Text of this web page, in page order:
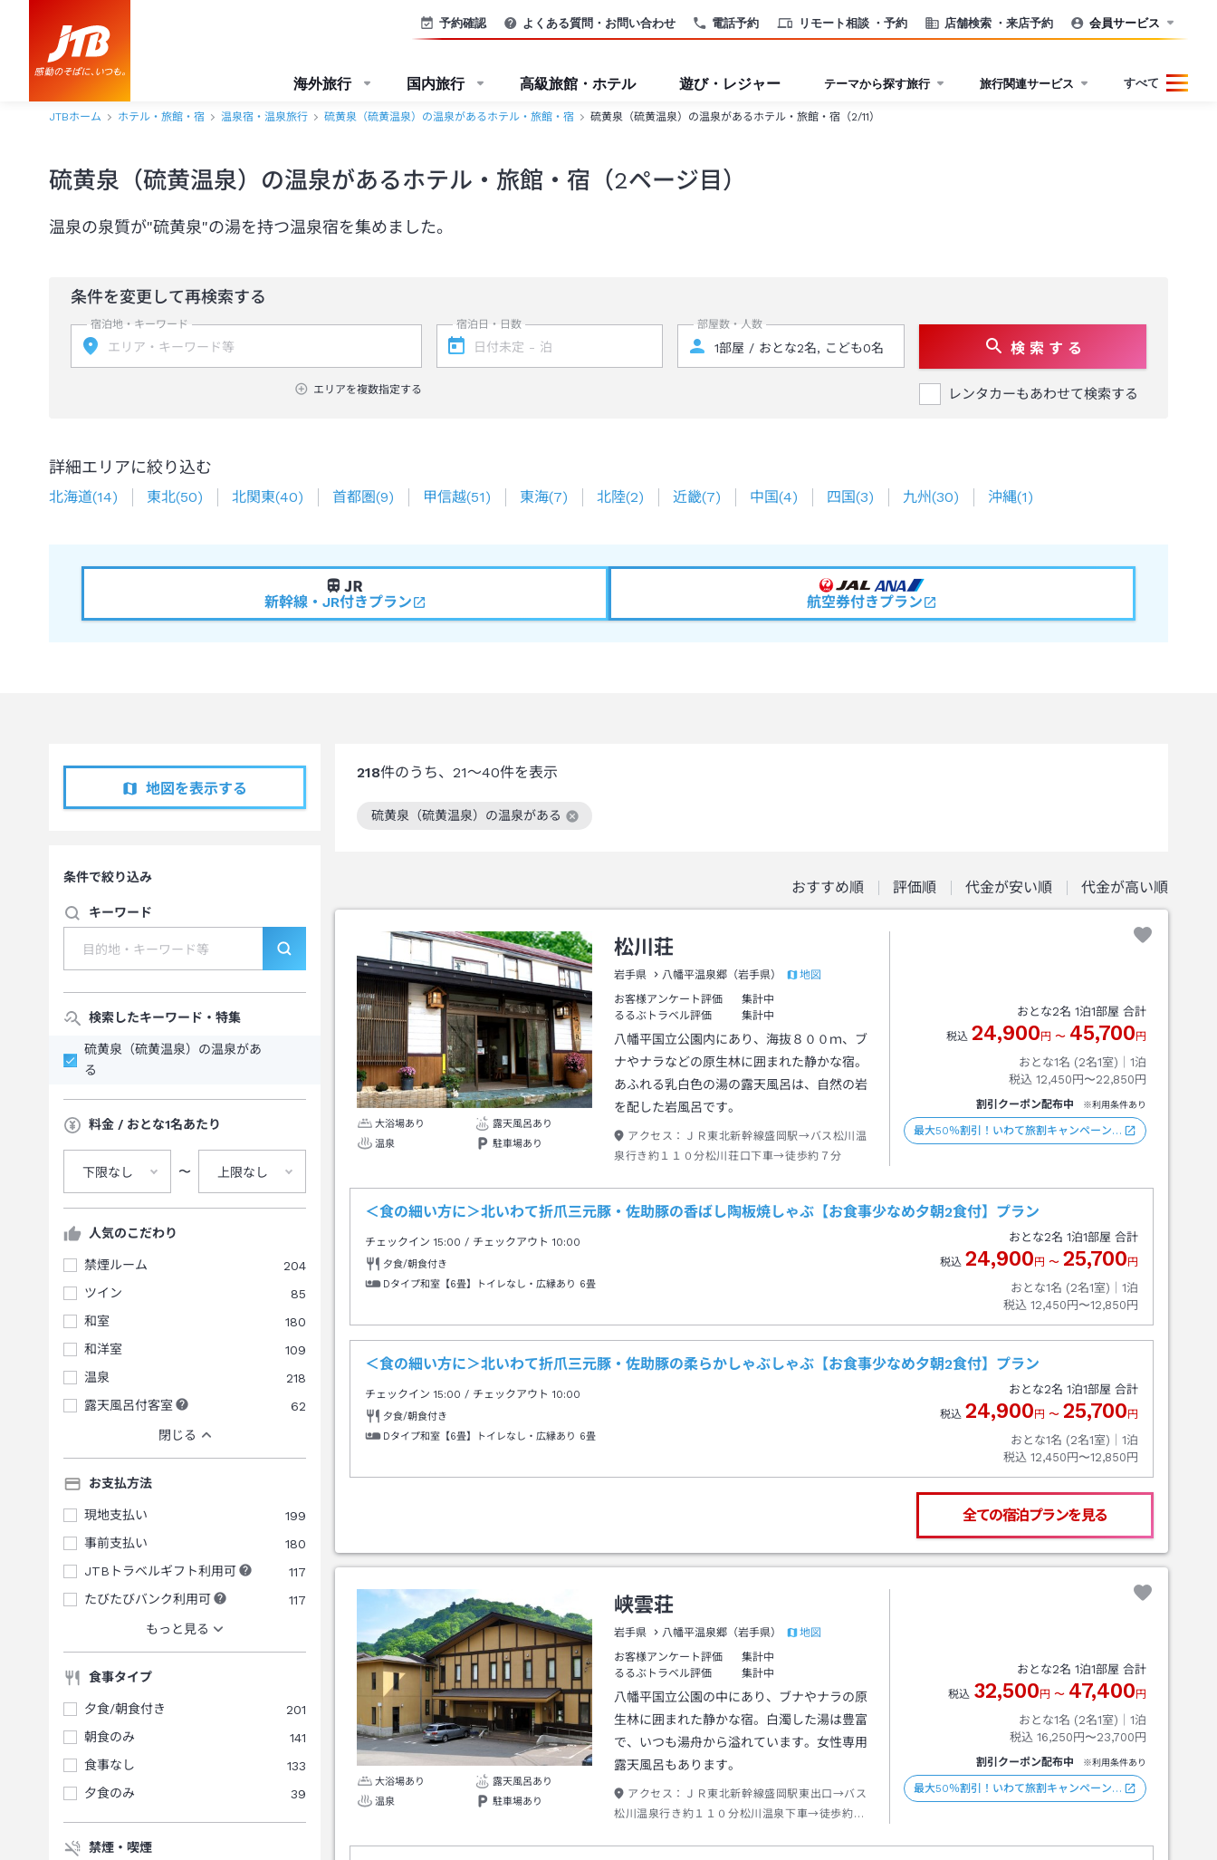
電話予約 リモート相談 ・予約 店舗検索 ・来店予約
予約確認 よくある質問・お問い合わせ 会員サービス
海外旅行 国内旅行 高級旅館・ホテル 遊び・レジャー テーマから探す旅行 旅行関連サービス すべて
JTBホーム ホテル・旅館・宿 温泉宿・温泉旅行 硫黄泉（硫黄温泉）の温泉があるホテル・旅館・宿 硫黄泉（硫黄温泉）の温泉があるホテル・旅館・宿（2/11）
硫黄泉（硫黄温泉）の温泉があるホテル・旅館・宿（2ページ目）
温泉の泉質が"硫黄泉"の湯を持つ温泉宿を集めました。
条件を変更して再検索する
宿泊地・キーワード
エリアを複数指定する
宿泊日・日数 部屋数・人数
検 索 す る
レンタカーもあわせて検索する
詳細エリアに絞り込む
北海道(14) 東北(50) 北関東(40) 首都圏(9) 甲信越(51) 東海(7) 北陸(2) 近畿(7) 中国(4) 四国(3) 九州(30) 沖縄(1)
新幹線・JR付きプラン 航空券付きプラン
地図を表示する
条件で絞り込み
キーワード
検索したキーワード・特集
硫黄泉（硫黄温泉）の温泉があ
る
料金 / おとな1名あたり
下限なし 〜 上限なし
人気のこだわり
禁煙ルーム
204
ツイン
85
和室
180
和洋室
109
温泉
218
露天風呂付客室
62
閉じる
お支払方法
現地支払い
199
事前支払い
180
JTBトラベルギフト利用可
117
たびたびバンク利用可
117
もっと見る
食事タイプ
夕食/朝食付き
201
朝食のみ
141
食事なし
133
夕食のみ
39
禁煙・喫煙
218件のうち、 21～40件を表示
硫黄泉（硫黄温泉）の温泉がある
この絞り込み条件を解除
おすすめ順 評価順 代金が安い順 代金が高い順
大浴場あり
露天風呂あり
温泉
駐車場あり
松川荘
岩手県 八幡平温泉郷（岩手県）
地図
お客様アンケート評価
集計中
るるぶトラベル評価
集計中
八幡平国立公園内にあり、海抜８００ｍ、ブ
ナやナラなどの原生林に囲まれた静かな宿。
あふれる乳白色の湯の露天風呂は、自然の岩
を配した岩風呂です。
アクセス：
ＪＲ東北新幹線盛岡駅→バス松川温
泉行き約１１０分松川荘口下車→徒歩約７分
おとな2名 1泊1部屋 合計
税込 24,900 円 〜 45,700 円
おとな1名 (2名1室)｜ 1泊
税込 12,450円〜22,850円
割引クーポン配布中 ※利用条件あり
最大50％割引！いわて旅割キャンペーン…
＜食の細い方に＞北いわて折爪三元豚・佐助豚の香ばし陶板焼しゃぶ【お食事少なめ夕朝2食付】プラン
チェックイン15:00 / チェックアウト 10:00
夕食/朝食付き
Dタイプ和室【6畳】トイレなし・広縁あり 6畳
おとな2名 1泊1部屋 合計
税込 24,900 円 〜 25,700 円
おとな1名 (2名1室)｜ 1泊
税込 12,450円〜12,850円
＜食の細い方に＞北いわて折爪三元豚・佐助豚の柔らかしゃぶしゃぶ【お食事少なめ夕朝2食付】プラン
チェックイン15:00 / チェックアウト 10:00
夕食/朝食付き
Dタイプ和室【6畳】トイレなし・広縁あり 6畳
おとな2名 1泊1部屋 合計
税込 24,900 円 〜 25,700 円
おとな1名 (2名1室)｜ 1泊
税込 12,450円〜12,850円
全ての宿泊プランを見る
大浴場あり
露天風呂あり
温泉
駐車場あり
峡雲荘
岩手県 八幡平温泉郷（岩手県）
地図
お客様アンケート評価
集計中
るるぶトラベル評価
集計中
八幡平国立公園の中にあり、ブナやナラの原
生林に囲まれた静かな宿。白濁した湯は豊富
で、いつも湯舟から溢れています。女性専用
露天風呂もあります。
アクセス：
ＪＲ東北新幹線盛岡駅東出口→バス
松川温泉行き約１１０分松川温泉下車→徒歩約０
おとな2名 1泊1部屋 合計
税込 32,500 円 〜 47,400 円
おとな1名 (2名1室)｜ 1泊
税込 16,250円〜23,700円
割引クーポン配布中 ※利用条件あり
最大50％割引！いわて旅割キャンペーン…